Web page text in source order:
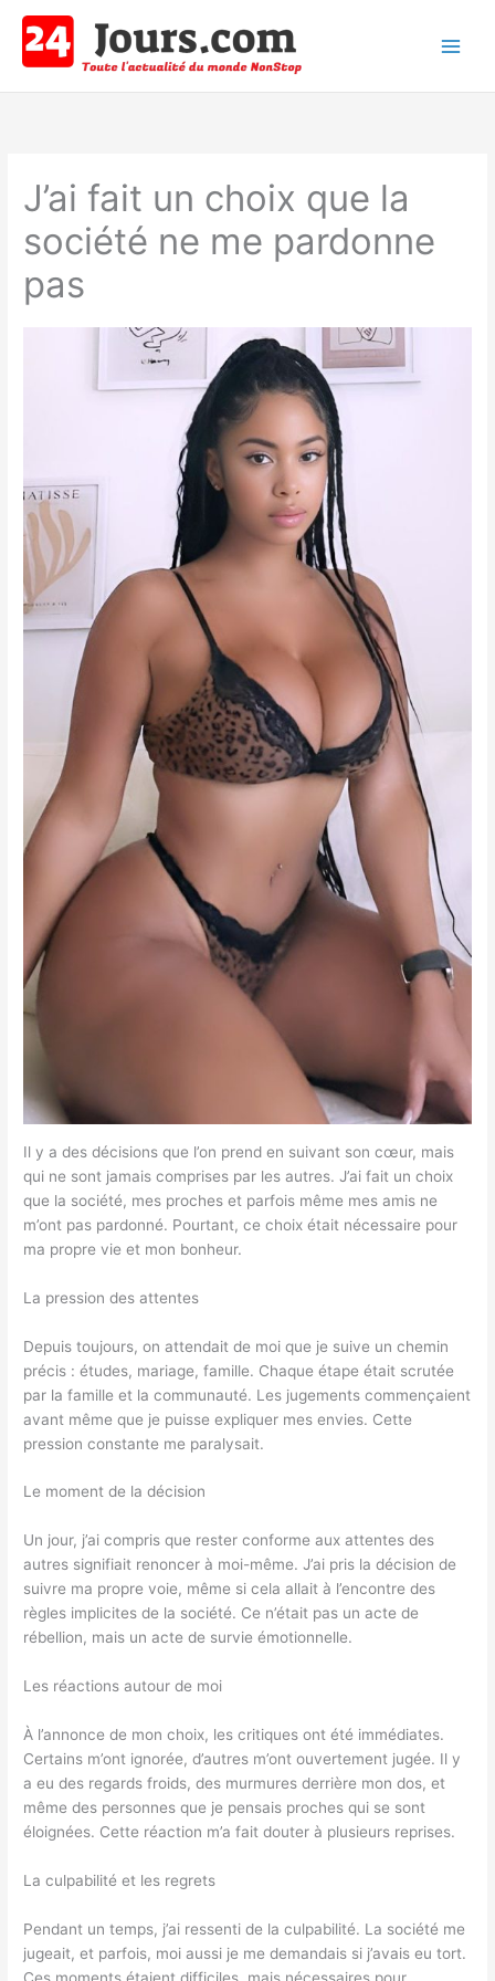
contenu
J’ai fait un choix que la
société ne me pardonne
pas
Il y a des décisions que l’on prend en suivant son cœur, mais
qui ne sont jamais comprises par les autres. J’ai fait un choix
que la société, mes proches et parfois même mes amis ne
m’ont pas pardonné. Pourtant, ce choix était nécessaire pour
ma propre vie et mon bonheur.
La pression des attentes
Depuis toujours, on attendait de moi que je suive un chemin
précis : études, mariage, famille. Chaque étape était scrutée
par la famille et la communauté. Les jugements commençaient
avant même que je puisse expliquer mes envies. Cette
pression constante me paralysait.
Le moment de la décision
Un jour, j’ai compris que rester conforme aux attentes des
autres signifiait renoncer à moi-même. J’ai pris la décision de
suivre ma propre voie, même si cela allait à l’encontre des
règles implicites de la société. Ce n’était pas un acte de
rébellion, mais un acte de survie émotionnelle.
Les réactions autour de moi
À l’annonce de mon choix, les critiques ont été immédiates.
Certains m’ont ignorée, d’autres m’ont ouvertement jugée. Il y
a eu des regards froids, des murmures derrière mon dos, et
même des personnes que je pensais proches qui se sont
éloignées. Cette réaction m’a fait douter à plusieurs reprises.
La culpabilité et les regrets
Pendant un temps, j’ai ressenti de la culpabilité. La société me
jugeait, et parfois, moi aussi je me demandais si j’avais eu tort.